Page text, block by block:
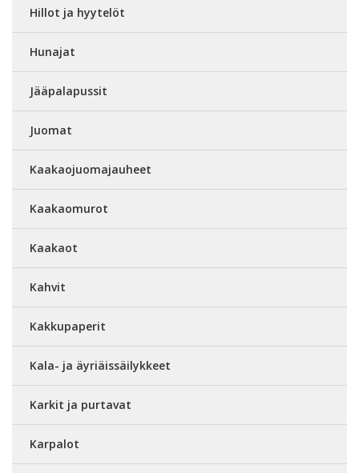
Hillot ja hyytelöt
Hunajat
Jääpalapussit
Juomat
Kaakaojuomajauheet
Kaakaomurot
Kaakaot
Kahvit
Kakkupaperit
Kala- ja äyriäissäilykkeet
Karkit ja purtavat
Karpalot